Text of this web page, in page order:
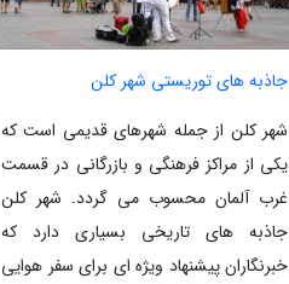
جاذبه های توریستی شهر کلن
شهر کلن از جمله شهرهای قدیمی است که
یکی از مراکز فرهنگی و بازرگانی در قسمت
غرب آلمان محسوب می گردد. شهر کلن
جاذبه های تاریخی بسیاری دارد که
خبرنگاران پیشنهاد ویژه ای برای سفر هوایی